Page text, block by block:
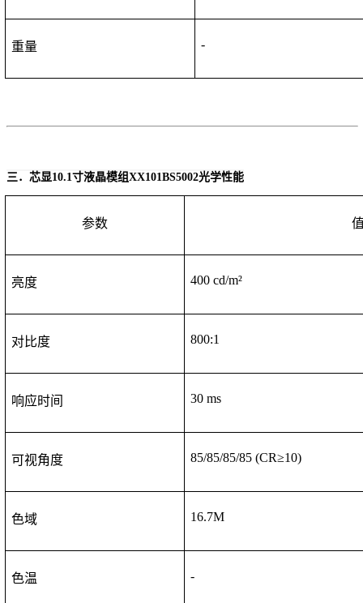
重量 -
三．芯显10.1寸液晶模组XX101BS5002光学性能
参数
亮度 400 cd/m²
对比度 800:1
响应时间 30 ms
可视角度 85/85/85/85 (CR≥10)
色域 16.7M
色温 -